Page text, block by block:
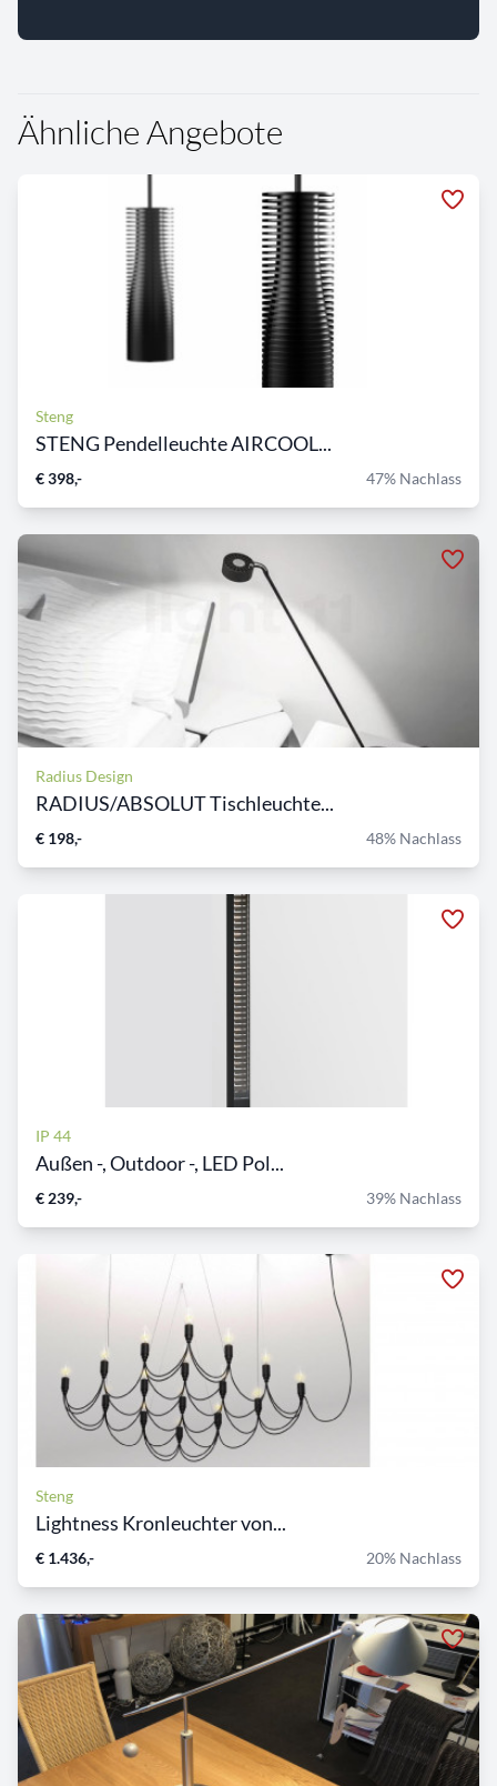
Ähnliche Angebote
Steng
STENG Pendelleuchte AIRCOOL...
€ 398,- 47% Nachlass
Radius Design
RADIUS/ABSOLUT Tischleuchte...
€ 198,- 48% Nachlass
IP 44
Außen -, Outdoor -, LED Pol...
€ 239,- 39% Nachlass
Steng
Lightness Kronleuchter von...
€ 1.436,- 20% Nachlass